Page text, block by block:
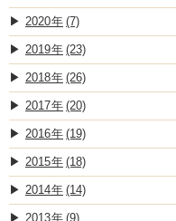
2020 (7)
2019 (23)
2018 (26)
2017 (20)
2016 (19)
2015 (18)
2014 (14)
2013 (9)